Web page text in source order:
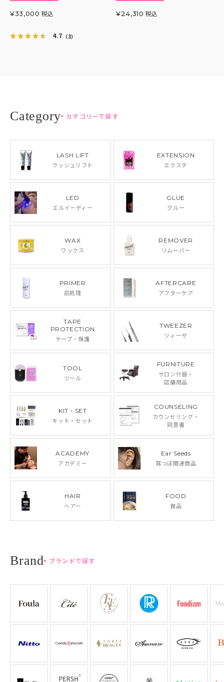
¥33,000 税込
4.7 （3）
¥24,310 税込
カテゴリーで探す
LASH LIFT
ラッシュリフト
EXTENSION
エクステ
LED
エルイーディー
GLUE
グルー
WAX
ワックス
REMOVER
リムーバー
PRIMER
前処理
AFTERCARE
アフターケア
TAPE
PROTECTION
テープ・保護
TWEEZER
ツィーザ
TOOL
ツール
FURNITURE
サロン什器・
店舗用品
KIT・SET
キット・セット
COUNSELING
カウンセリング・
同意書
ACADEMY
アカデミー
Ear Seeds
耳つぼ関連商品
HAIR
ヘアー
FOOD
食品
ブランドで探す